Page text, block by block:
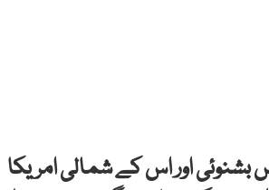
بشنوئی اور اس کے شمالی امریکا